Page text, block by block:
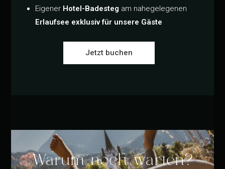
Eigener Hotel-Badesteg am nahegelegenen
Erlaufsee exklusiv für unsere Gäste
Jetzt buchen
Warum noch warten?